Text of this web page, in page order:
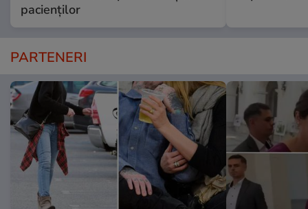
pacienților
PARTENERI